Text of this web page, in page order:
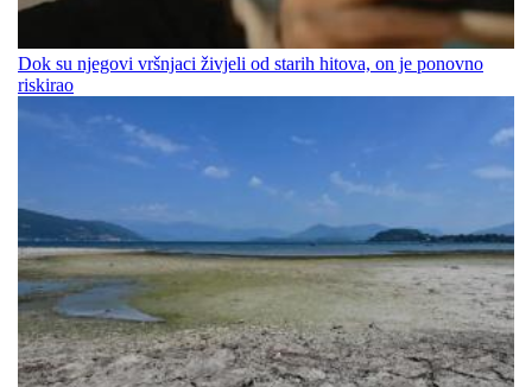
Dok su njegovi vršnjaci živjeli od starih hitova, on je ponovno
riskirao